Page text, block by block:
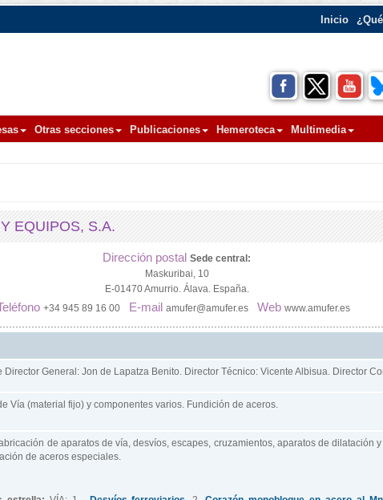
Inicio
Otras secciones Publicaciones Hemeroteca Multimedia
EQUIPOS, S.A.
Dirección postal Sede central:
Maskuribai, 10
E-01470 Amurrio. Álava. España.
+34 945 89 16 00 E-mail amufer@amufer.es Web www.amufer.es
Director General: Jon de Lapatza Benito. Director Técnico: Vicente Albisua. Director
Vía (material fijo) y componentes varios. Fundición de aceros.
de aparatos de vía, desvíos, escapes, cruzamientos, aparatos de dilatación
de aceros especiales.